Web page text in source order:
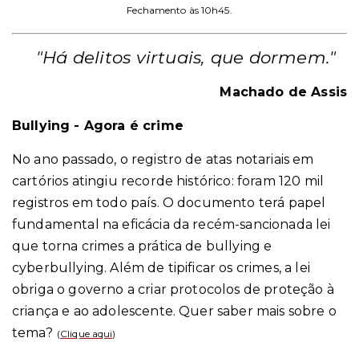
Fechamento às 10h45.
"Há delitos virtuais, que dormem."
Machado de Assis
Bullying - Agora é crime
No ano passado, o registro de atas notariais em
cartórios atingiu recorde histórico: foram 120 mil
registros em todo país. O documento terá papel
fundamental na eficácia da recém-sancionada lei
que torna crimes a prática de bullying e
cyberbullying. Além de tipificar os crimes, a lei
obriga o governo a criar protocolos de proteção à
criança e ao adolescente. Quer saber mais sobre o
tema? (Clique aqui)